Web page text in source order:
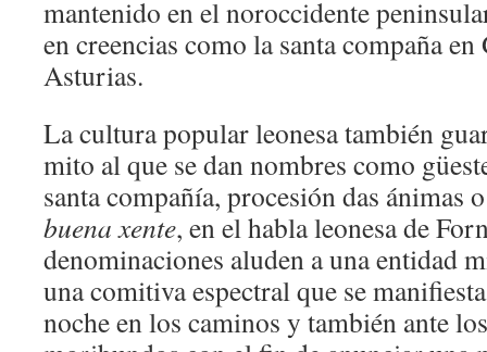
mantenido en el noroccidente
en creencias como la santa compaña
Asturias.
La cultura popular leonesa también
mito al que se dan nombres como
santa compañía, procesión das ánimas
buena xente, en el habla leonesa de
denominaciones aluden a una entidad
una comitiva espectral que se
noche en los caminos y también ante